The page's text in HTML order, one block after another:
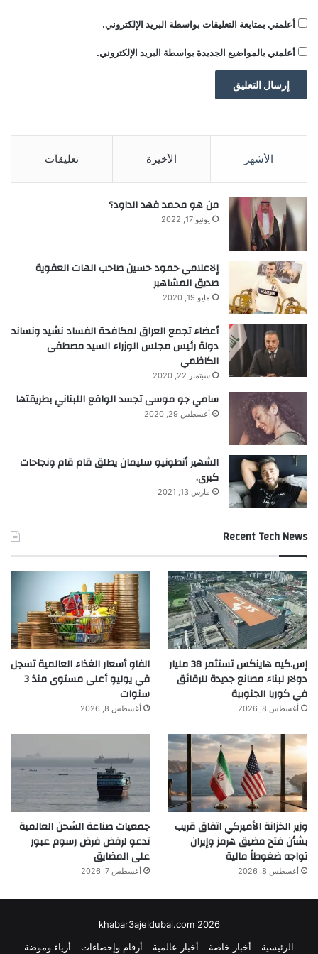
999 دولارا.
“أبل” النحيف: آيفون 17 إير:يأتي الجهاز بسمك
5.6 ملم، وشاشة بتحديث 120 هرتز وسطوع
يأتي تصميم آيفون 17 إير بهيكل من التيتانيوم
ما يمنجه متانة وخفة وزن في الوقت نفسه.
اقرأ أيضًا:
ألمانيا تدرس رفع حظر قيادة
الشاحنات في العطلات بسبب انخفاض
منسوب الراين
Chip wi fi 7، وموديم Apple modem C1X.
كاميرا آيفون 17 إير تأتي بدقة 48 ميغابيكسل
للكاميرا الأساسية و12 ميغابيكسل تليفوتو، و18
ميغابيسكل سيلفي كاميرا.
ودعمت “أبل” كاميرا الهاتف بميزة جديدة كلياً
وهي Center Stage Camera، وهي ميزة
جديدة للحفاظ على استقرار الكاميرا أثناء
تصوير الفيديو.
سيتاح الهاتف بدون مكان للشريحة وسيدعم
أعلمني بمتابعة التعليقات بواسطة البريد الإلكتروني.
أعلمني بالمواضيع الجديدة بواسطة البريد الإلكتروني.
الأشهر الأخيرة تعليقات
من هو محمد فهد الداود؟
يونيو 17, 2022
إلاعلامي حمود حسين صاحب الهات العفوية
صديق المشاهير
مايو 19, 2020
أعضاء تجمع العراق لمكافحة الفساد نشيد ونساند
دولة رئيس مجلس الوزراء السيد مصطفى
الكاظمي
سبتمبر 22, 2020
سامي جو موسى تجسد الواقع اللبناني بطريقتها
أغسطس 29, 2020
الشهير أنطونيو سليمان يطلق قام قام ونجاحات
كبرى.
مارس 13, 2021
Recent Tech News
إس.كيه هاينكس تستثمر 38 مليار
دولار لبناء مصانع جديدة للرقائق
في كوريا الجنوبية
أغسطس 8, 2026
الفاو أسعار الغذاء العالمية تسجل
في يوليو أعلى مستوى منذ 3
سنوات
أغسطس 8, 2026
وزير الخزانة الأميركي اتفاق قريب
بشأن فتح مضيق هرمز وإيران
تواجه ضغوطاً مالية
أغسطس 8, 2026
جمعيات صناعة الشحن العالمية
تدعو لرفض فرض رسوم عبور
على المضايق
أغسطس 7, 2026
khabar3ajeldubai.com 2026
الرئيسية
أخبار خاصة أخبار عالمية أرقام وإحصاءات أزياء وموضة